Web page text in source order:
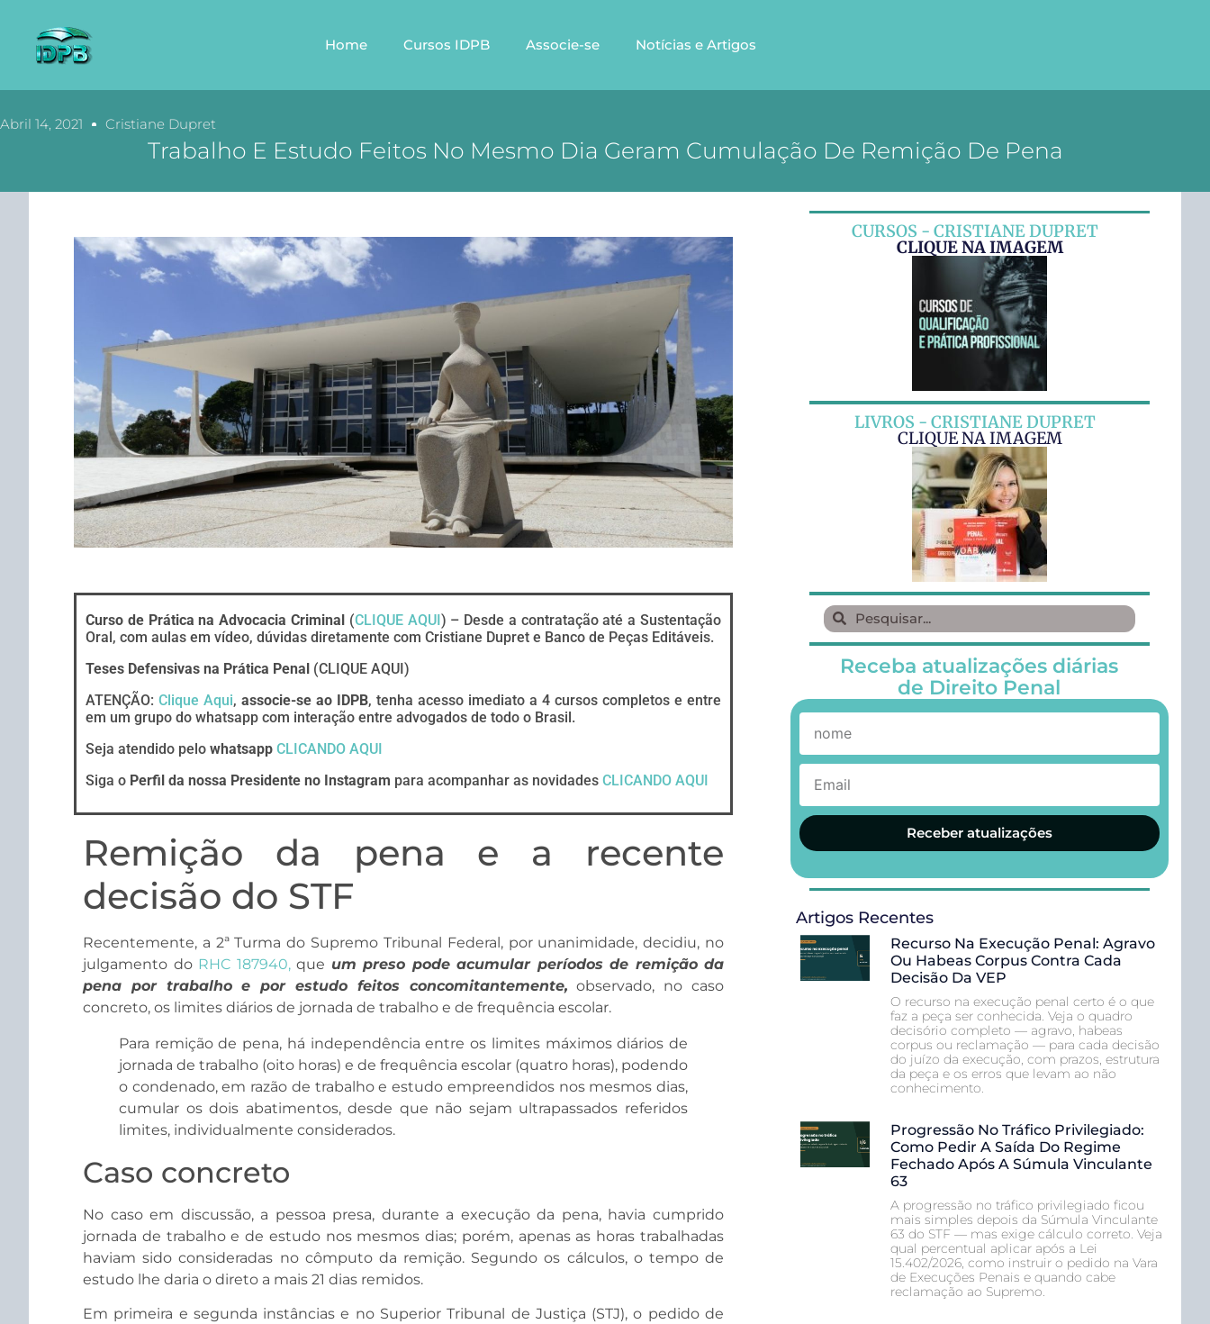
Home Cursos IDPB Associe-se Notícias e Artigos
Abril 14, 2021 Cristiane Dupret
Trabalho E Estudo Feitos No Mesmo Dia Geram Cumulação De Remição De Pena
Curso de Prática na Advocacia Criminal(CLIQUE AQUI) – Desde a contratação até a Sustentação
Oral, com aulas em vídeo, dúvidas diretamente com Cristiane Dupret e Banco de Peças Editáveis.
Teses Defensivas na Prática Penal (CLIQUE AQUI)
ATENÇÃO: Clique Aqui, associe-se ao IDPB, tenha acesso imediato a 4 cursos completos e entre
em um grupo do whatsapp com interação entre advogados de todo o Brasil.
Seja atendido pelo whatsapp CLICANDO AQUI
Siga o Perfil da nossa Presidente no Instagram para acompanhar as novidades CLICANDO AQUI
Remição da pena e a recente
decisão do STF
Recentemente, a 2ª Turma do Supremo Tribunal Federal, por unanimidade, decidiu, no
julgamento do RHC 187940, que um preso pode acumular períodos de remição da
pena por trabalho e por estudo feitos concomitantemente, observado, no caso
concreto, os limites diários de jornada de trabalho e de frequência escolar.
Para remição de pena, há independência entre os limites máximos diários de
jornada de trabalho (oito horas) e de frequência escolar (quatro horas), podendo
o condenado, em razão de trabalho e estudo empreendidos nos mesmos dias,
cumular os dois abatimentos, desde que não sejam ultrapassados referidos
limites, individualmente considerados.
Caso concreto
No caso em discussão, a pessoa presa, durante a execução da pena, havia cumprido
jornada de trabalho e de estudo nos mesmos dias; porém, apenas as horas trabalhadas
haviam sido consideradas no cômputo da remição. Segundo os cálculos, o tempo de
estudo lhe daria o direto a mais 21 dias remidos.
Em primeira e segunda instâncias e no Superior Tribunal de Justiça (STJ), o pedido de
CURSOS - CRISTIANE DUPRET
CLIQUE NA IMAGEM
LIVROS - CRISTIANE DUPRET
CLIQUE NA IMAGEM
Receba atualizações diárias
de Direito Penal
Receber atualizações
Artigos Recentes
Recurso Na Execução Penal: Agravo
Ou Habeas Corpus Contra Cada
Decisão Da VEP
O recurso na execução penal certo é o que
faz a peça ser conhecida. Veja o quadro
decisório completo — agravo, habeas
corpus ou reclamação — para cada decisão
do juízo da execução, com prazos, estrutura
da peça e os erros que levam ao não
conhecimento.
Progressão No Tráfico Privilegiado:
Como Pedir A Saída Do Regime
Fechado Após A Súmula Vinculante
63
A progressão no tráfico privilegiado ficou
mais simples depois da Súmula Vinculante
63 do STF — mas exige cálculo correto. Veja
qual percentual aplicar após a Lei
15.402/2026, como instruir o pedido na Vara
de Execuções Penais e quando cabe
reclamação ao Supremo.